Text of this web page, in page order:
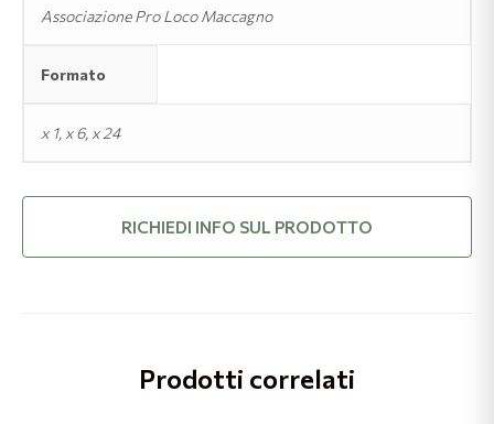
Associazione Pro Loco Maccagno
Formato
x 1, x 6, x 24
RICHIEDI INFO SUL PRODOTTO
Prodotti correlati